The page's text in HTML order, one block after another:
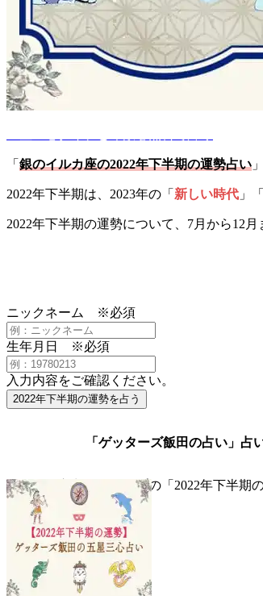
「 銀のイルカ座の2022年下半期の運勢占い
2022年下半期は、2023年の「 新しい時代 」「
2022年下半期の運勢について、7月から12月
ニックネーム ※必須
生年月日 ※必須
入力内容をご確認ください。
2022年下半期の運勢を占う
「ゲッターズ飯田の占い」占
▼五星三心占い全タイプの「2022年下半期